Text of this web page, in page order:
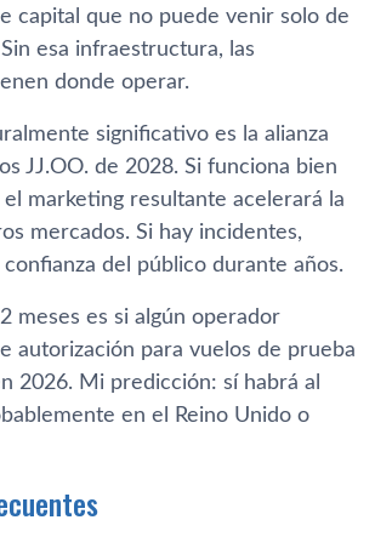
capital que no puede venir solo de
esa infraestructura, las
donde operar.
significativo es la alianza
JJ.OO. de 2028. Si funciona bien
el marketing resultante acelerará la
mercados. Si hay incidentes,
del público durante años.
meses es si algún operador
autorización para vuelos de prueba
2026. Mi predicción: sí habrá al
en el Reino Unido o